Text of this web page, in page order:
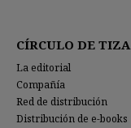
CÍRCULO DE TIZA
La editorial
Compañía
Red de distribución
Distribución de e-books